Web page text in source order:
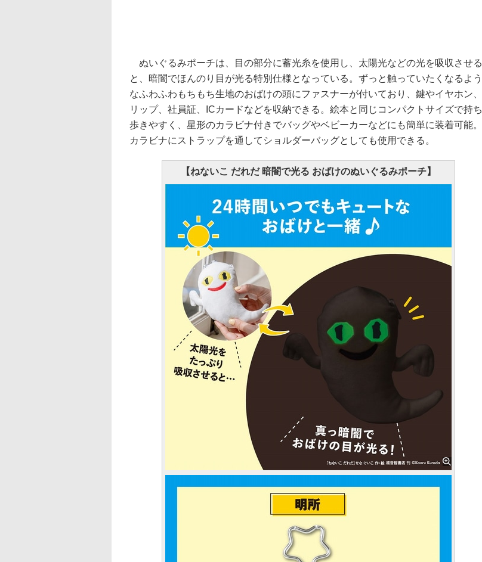
ぬいぐるみポーチは、目の部分に蓄光糸を使用し、太陽光などの光を吸収させる
と、暗闇でほんのり目が光る特別仕様となっている。ずっと触っていたくなるよう
なふわふわもちもち生地のおばけの頭にファスナーが付いており、鍵やイヤホン、
リップ、社員証、ICカードなどを収納できる。絵本と同じコンパクトサイズで持ち
歩きやすく、星形のカラビナ付きでバッグやベビーカーなどにも簡単に装着可能。
カラビナにストラップを通してショルダーバッグとしても使用できる。
【ねないこ だれだ 暗闇で光る おばけのぬいぐるみポーチ】